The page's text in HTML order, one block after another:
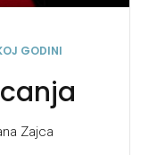
GODINI
Zajca